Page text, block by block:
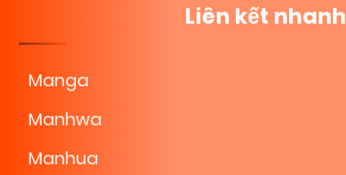
Liên kết nhanh
Manga
Manhwa
Manhua